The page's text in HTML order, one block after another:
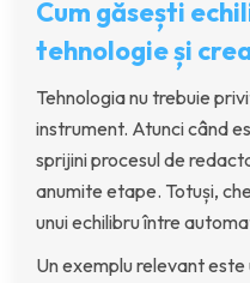
Cum găsești
tehnologie și
Tehnologia nu trebuie
instrument. Atunci când
sprijini procesul de
anumite etape. Totuși,
unui echilibru între
Un exemplu relevant